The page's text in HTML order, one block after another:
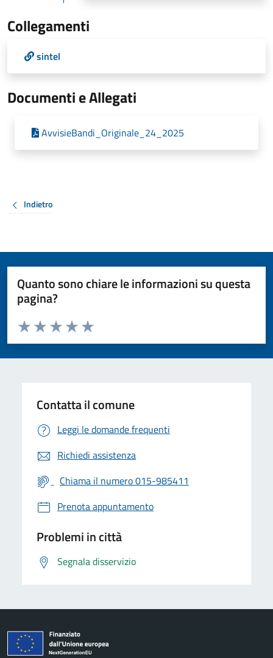
Collegamenti
sintel
Documenti e Allegati
AvvisieBandi_Originale_24_2025
Indietro
Quanto sono chiare le informazioni su questa
pagina?
Valuta da 1 a 5 stelle la pagina
Valuta 5 stelle su 5
Valuta 4 stelle su 5
Valuta 3 stelle su 5
Valuta 2 stelle su 5
Valuta 1 stelle su 5
Contatta il comune
Leggi le domande frequenti
Richiedi assistenza
Chiama il numero 015-985411
Prenota appuntamento
Problemi in città
Segnala disservizio